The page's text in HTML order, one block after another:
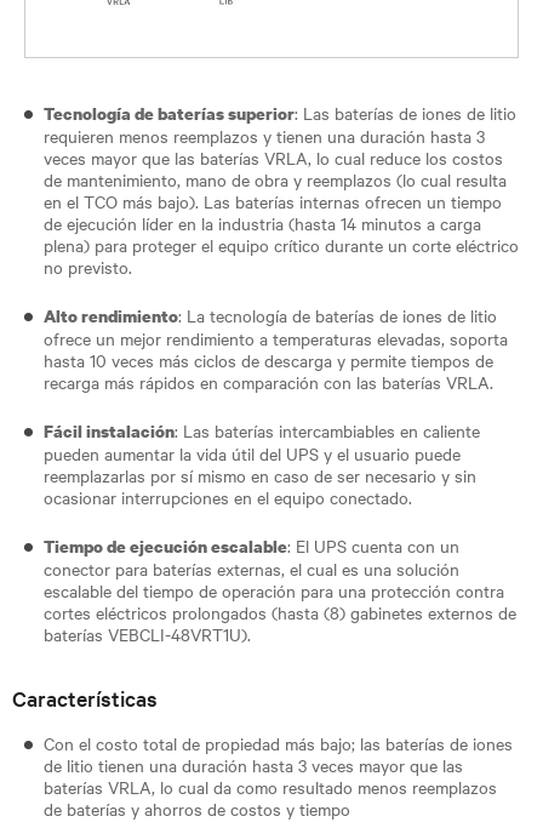
Tecnología de baterías superior: Las baterías de iones de litio
requieren menos reemplazos y tienen una duración hasta 3
veces mayor que las baterías VRLA, lo cual reduce los costos
de mantenimiento, mano de obra y reemplazos (lo cual resulta
en el TCO más bajo). Las baterías internas ofrecen un tiempo
de ejecución líder en la industria (hasta 14 minutos a carga
plena) para proteger el equipo crítico durante un corte eléctrico
no previsto.
Alto rendimiento: La tecnología de baterías de iones de litio
ofrece un mejor rendimiento a temperaturas elevadas, soporta
hasta 10 veces más ciclos de descarga y permite tiempos de
recarga más rápidos en comparación con las baterías VRLA.
Fácil instalación: Las baterías intercambiables en caliente
pueden aumentar la vida útil del UPS y el usuario puede
reemplazarlas por sí mismo en caso de ser necesario y sin
ocasionar interrupciones en el equipo conectado.
Tiempo de ejecución escalable: El UPS cuenta con un
conector para baterías externas, el cual es una solución
escalable del tiempo de operación para una protección contra
cortes eléctricos prolongados (hasta (8) gabinetes externos de
baterías VEBCLI-48VRT1U).
Características
Con el costo total de propiedad más bajo; las baterías de iones
de litio tienen una duración hasta 3 veces mayor que las
baterías VRLA, lo cual da como resultado menos reemplazos
de baterías y ahorros de costos y tiempo